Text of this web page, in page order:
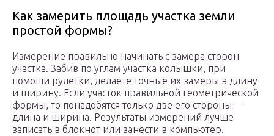
Как замерить площадь участка земли
простой формы?
Измерение правильно начинать с замера сторон
участка. Забив по углам участка колышки, при
помощи рулетки, делаете точные их замеры в длину
и ширину. Если участок правильной геометрической
формы, то понадобятся только две его стороны —
длина и ширина. Результаты измерений лучше
записать в блокнот или занести в компьютер.